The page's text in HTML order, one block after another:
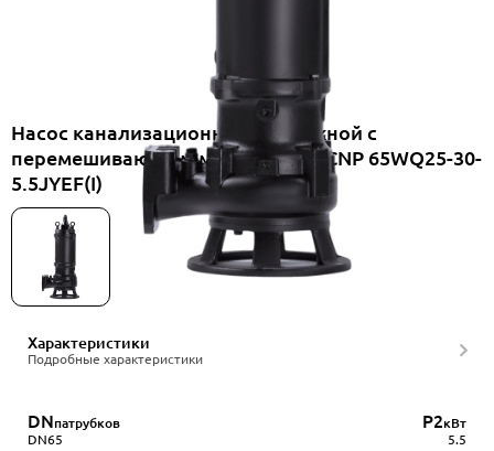
Насос канализационный погружной с
перемешивающим механизмом CNP 65WQ25-30-
5.5JYEF(I)
Характеристики
Подробные характеристики
DNпатрубков
DN65
P2кВт
5.5